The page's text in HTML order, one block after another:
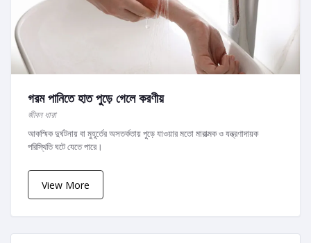
গরম পানিতে হাত পুড়ে গেলে করণীয়
জীবন ধারা
আকস্মিক দুর্ঘটনায় বা মুহূর্তের অসতর্কতায় পুড়ে যাওয়ার মতো মারাত্মক ও যন্ত্রণাদায়ক
পরিস্থিতি ঘটে যেতে পারে।
View More